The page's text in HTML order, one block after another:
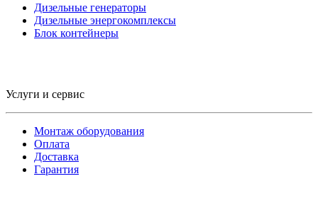
Дизельные генераторы
Дизельные энергокомплексы
Блок контейнеры
Услуги и сервис
Монтаж оборудования
Оплата
Доставка
Гарантия